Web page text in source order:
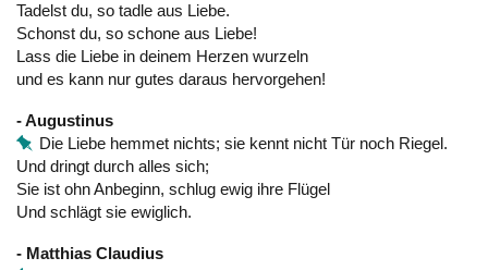
Tadelst du, so tadle aus Liebe.
Schonst du, so schone aus Liebe!
Lass die Liebe in deinem Herzen wurzeln
und es kann nur gutes daraus hervorgehen!
- Augustinus
Die Liebe hemmet nichts; sie kennt nicht Tür noch Riegel.
Und dringt durch alles sich;
Sie ist ohn Anbeginn, schlug ewig ihre Flügel
Und schlägt sie ewiglich.
- Matthias Claudius